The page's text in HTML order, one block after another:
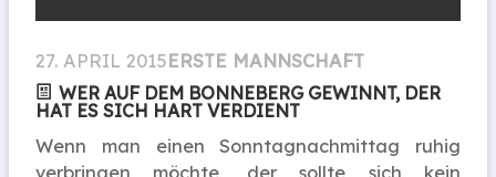
27. APRIL 2015ERSTE MANNSCHAFT
WER AUF DEM BONNEBERG GEWINNT, DER
HAT ES SICH HART VERDIENT
Wenn man einen Sonntagnachmittag ruhig
verbringen möchte, der sollte sich kein